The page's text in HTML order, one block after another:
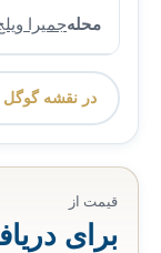
محلهجمیرا
در نقشه گوگل
قیمت از
برای